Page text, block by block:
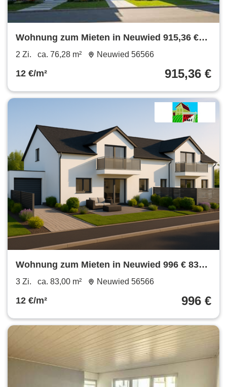
Wohnung zum Mieten in Neuwied 915,36 €
76.28 m²
2 Zi. ca. 76,28 m² Neuwied 56566
12 €/m² 915,36 €
Wohnung zum Mieten in Neuwied 996 € 83
m²
3 Zi. ca. 83,00 m² Neuwied 56566
12 €/m² 996 €